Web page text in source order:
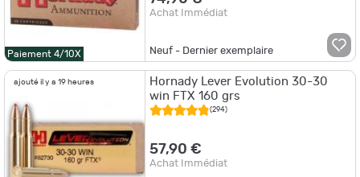
Paiement 4/10X
Achat Immédiat
Neuf - Dernier exemplaire
ajouté il y a 19 heures
Hornady Lever Evolution 30-30
win FTX 160 grs
(294)
57,90 €
Achat Immédiat